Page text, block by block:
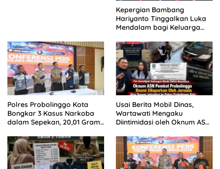
Kepergian Bambang
Hariyanto Tinggalkan Luka
Mendalam bagi Keluarga
Polres Probolinggo Kota
Bongkar 3 Kasus Narkoba
dalam Sepekan, 20,01 Gram
Usai Berita Mobil Dinas,
Wartawati Mengaku
Diintimidasi oleh Oknum ASN
Tempuh Jalur Hukum